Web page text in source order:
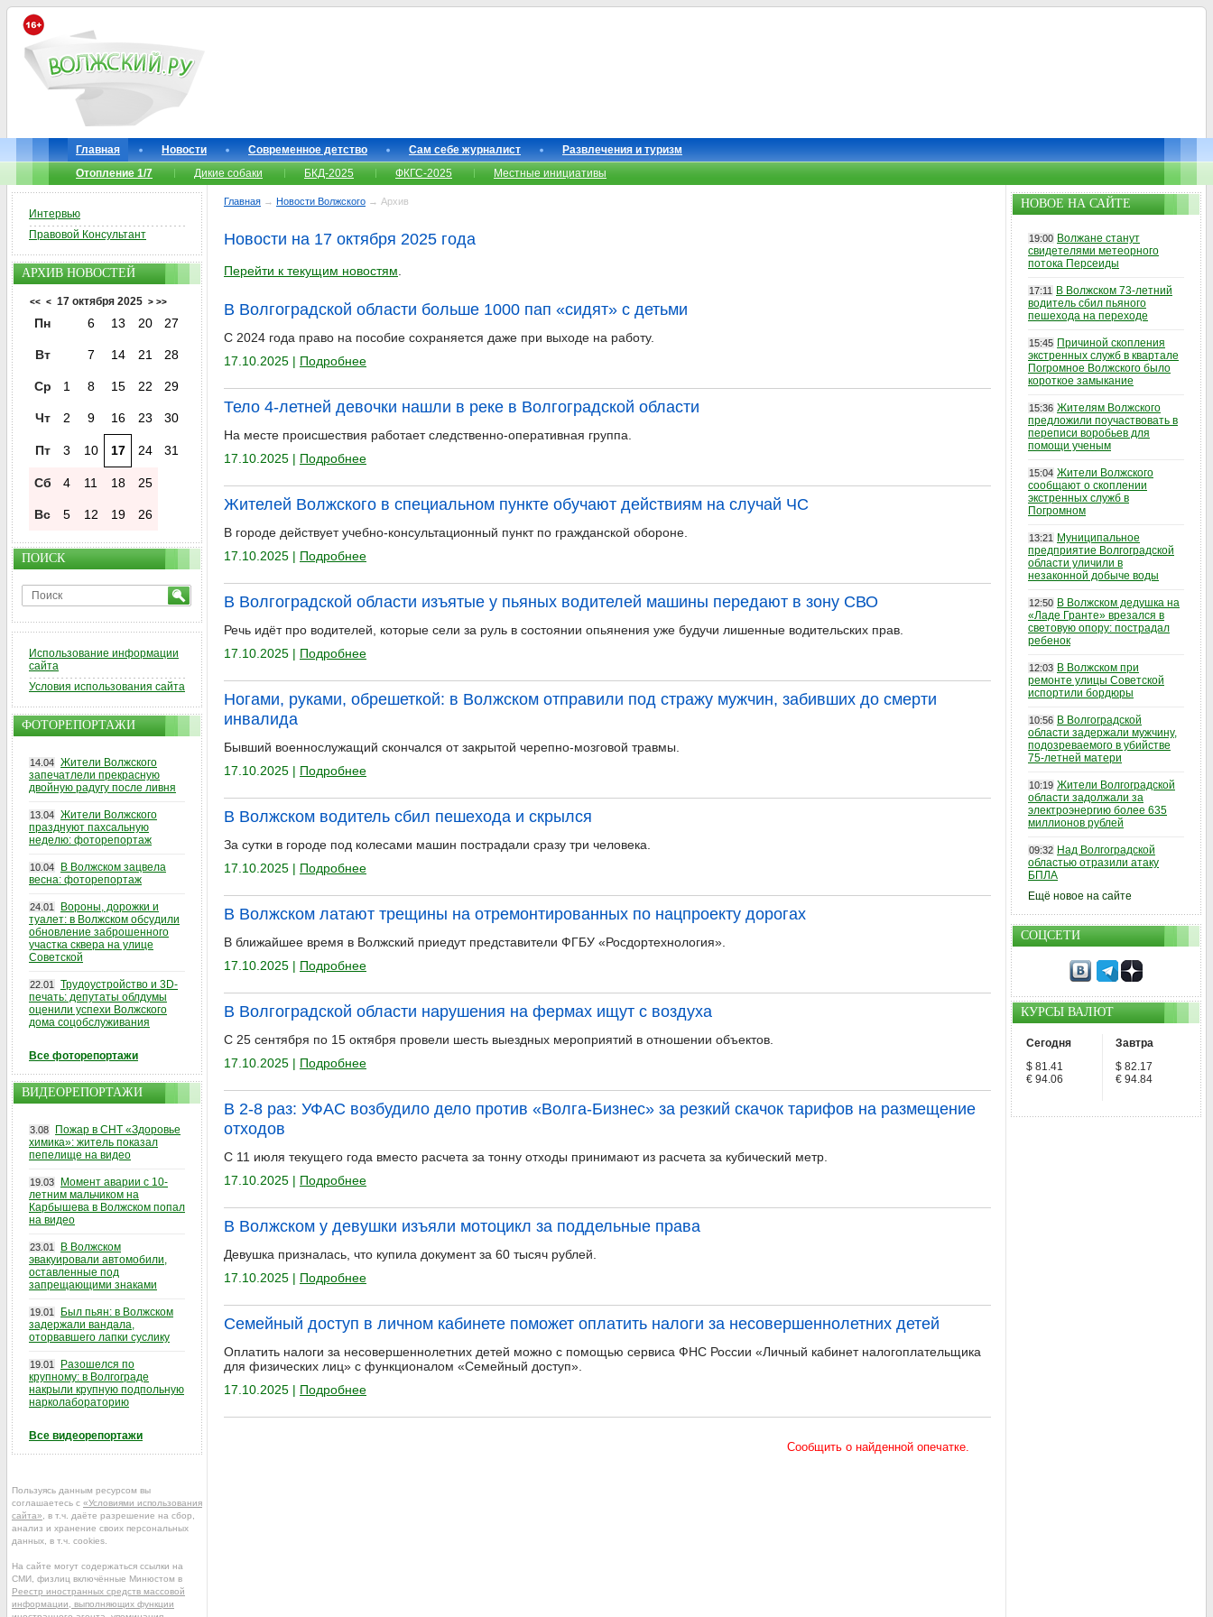
Главная Новости Современное детство Сам себе журналист
Развлечения и туризм
Отопление 1/7
Дикие собаки БКД-2025 ФКГС-2025 Местные инициативы
Главная → Новости Волжского → Архив
Новости на 17 октября 2025 года
Перейти к текущим новостям
В Волгоградской области больше 1000 пап «сидят» с детьми
С 2024 года право на пособие сохраняется даже при выходе на работу.
17.10.2025 | Подробнее
Тело 4-летней девочки нашли в реке в Волгоградской области
На месте происшествия работает следственно-оперативная группа.
17.10.2025 | Подробнее
Жителей Волжского в специальном пункте обучают действиям на случай ЧС
В городе действует учебно-консультационный пункт по гражданской обороне.
17.10.2025 | Подробнее
В Волгоградской области изъятые у пьяных водителей машины передают в зону СВО
Речь идёт про водителей, которые сели за руль в состоянии опьянения уже будучи лишенные водительских прав.
17.10.2025 | Подробнее
Ногами, руками, обрешеткой: в Волжском отправили под стражу мужчин, забивших до смерти
инвалида
Бывший военнослужащий скончался от закрытой черепно-мозговой травмы.
17.10.2025 | Подробнее
В Волжском водитель сбил пешехода и скрылся
За сутки в городе под колесами машин пострадали сразу три человека.
17.10.2025 | Подробнее
В Волжском латают трещины на отремонтированных по нацпроекту дорогах
В ближайшее время в Волжский приедут представители ФГБУ «Росдортехнология».
17.10.2025 | Подробнее
В Волгоградской области нарушения на фермах ищут с воздуха
С 25 сентября по 15 октября провели шесть выездных мероприятий в отношении объектов.
17.10.2025 | Подробнее
В 2-8 раз: УФАС возбудило дело против «Волга-Бизнес» за резкий скачок тарифов на размещение
отходов
С 11 июля текущего года вместо расчета за тонну отходы принимают из расчета за кубический метр.
17.10.2025 | Подробнее
В Волжском у девушки изъяли мотоцикл за поддельные права
Девушка призналась, что купила документ за 60 тысяч рублей.
17.10.2025 | Подробнее
Семейный доступ в личном кабинете поможет оплатить налоги за несовершеннолетних детей
Оплатить налоги за несовершеннолетних детей можно с помощью сервиса ФНС России «Личный кабинет налогоплательщика
для физических лиц» с функционалом «Семейный доступ».
17.10.2025 | Подробнее
Интервью
Правовой Консультант
АРХИВ НОВОСТЕЙ
<< < 17 октября 2025 > >>
Пн 6 13 20 27
Вт 7 14 21 28
Ср 1 8 15 22 29
Чт 2 9 16 23 30
Пт 3 10 17 24 31
Сб 4 11 18 25
Вс 5 12 19 26
ПОИСК
Использование информации
сайта
Условия использования сайта
ФОТОРЕПОРТАЖИ
14.04 Жители Волжского
запечатлели прекрасную
двойную радугу после ливня
13.04 Жители Волжского
празднуют пахсальную
неделю: фоторепортаж
10.04
В Волжском зацвела
весна: фоторепортаж
24.01
Вороны, дорожки и
туалет: в Волжском обсудили
обновление заброшенного
участка сквера на улице
Советской
22.01
Трудоустройство и 3D-
печать: депутаты облдумы
оценили успехи Волжского
дома соцобслуживания
Все фоторепортажи
ВИДЕОРЕПОРТАЖИ
3.08
Пожар в СНТ «Здоровье
химика»: житель показал
пепелище на видео
19.03
Момент аварии с 10-
летним мальчиком на
Карбышева в Волжском попал
на видео
23.01
В Волжском
эвакуировали автомобили,
оставленные под
запрещающими знаками
19.01
Был пьян: в Волжском
задержали вандала,
оторвавшего лапки суслику
19.01
Разошелся по
крупному: в Волгограде
накрыли крупную подпольную
нарколабораторию
Все видеорепортажи
Пользуясь данным ресурсом вы
соглашаетесь с «Условиями использования
сайта» , в т.ч. даёте разрешение на сбор,
анализ и хранение своих персональных
данных, в т.ч. cookies.
На сайте могут содержаться ссылки на
СМИ, физлиц включённые Минюстом в
Реестр иностранных средств массовой
информации, выполняющих функции
НОВОЕ НА САЙТЕ
19:00 Волжане станут
свидетелями метеорного
потока Персеиды
17:11
В Волжском 73-летний
водитель сбил пьяного
пешехода на переходе
15:45 Причиной скопления
экстренных служб в квартале
Погромное Волжского было
короткое замыкание
15:36 Жителям Волжского
предложили поучаствовать в
переписи воробьев для
помощи ученым
15:04 Жители Волжского
сообщают о скоплении
экстренных служб в
Погромном
13:21
Муниципальное
предприятие Волгоградской
области уличили в
незаконной добыче воды
12:50 В Волжском дедушка на
«Ладе Гранте» врезался в
световую опору: пострадал
ребенок
12:03 В Волжском при
ремонте улицы Советской
испортили бордюры
10:56 В Волгоградской
области задержали мужчину,
подозреваемого в убийстве
75-летней матери
10:19 Жители Волгоградской
области задолжали за
электроэнергию более 635
миллионов рублей
09:32 Над Волгоградской
областью отразили атаку
БПЛА
Ещё новое на сайте
СОЦСЕТИ
КУРСЫ ВАЛЮТ
Сегодня
$ 81.41
€ 94.06
Завтра
$ 82.17
€ 94.84